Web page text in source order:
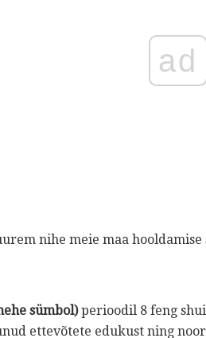
ad
nihe meie maa hooldamise
sümbol)perioodil 8 feng
ettevõtete edukust ning